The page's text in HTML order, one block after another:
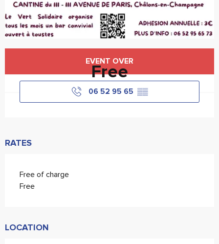
EVENT OVER
Free
06 52 95 65 ▒▒
RATES
Free of charge
Free
LOCATION